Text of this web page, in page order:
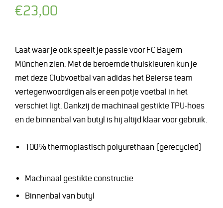
Normale
€23,00
Laat waar je ook speelt je passie voor FC Bayern
München zien. Met de beroemde thuiskleuren kun je
met deze Clubvoetbal van adidas het Beierse team
vertegenwoordigen als er een potje voetbal in het
verschiet ligt. Dankzij de machinaal gestikte TPU-hoes
en de binnenbal van butyl is hij altijd klaar voor gebruik.
100% thermoplastisch polyurethaan (gerecycled)
Machinaal gestikte constructie
Binnenbal van butyl